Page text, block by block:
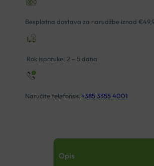
BASIC
količina
Besplatna dostava za narudžbe iznad
Rok isporuke: 2 – 5 dana
Naručite telefonski +385 3355 4001
Opis